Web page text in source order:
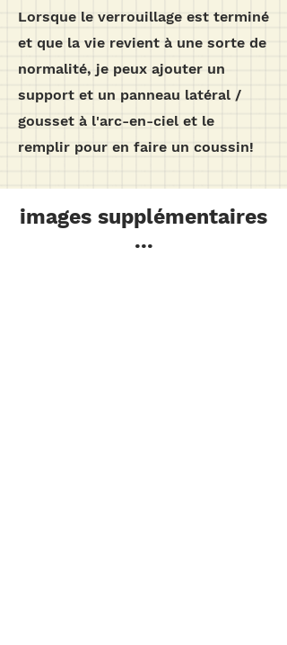
images supplémentaires
...
Lorsque le verrouillage est terminé
et que la vie revient à une sorte de
normalité, je peux ajouter un
support et un panneau latéral /
gousset à l'arc-en-ciel et le
remplir pour en faire un coussin!